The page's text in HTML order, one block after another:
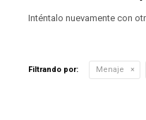
Inténtalo nuevamente con
Filtrando por: Menaje